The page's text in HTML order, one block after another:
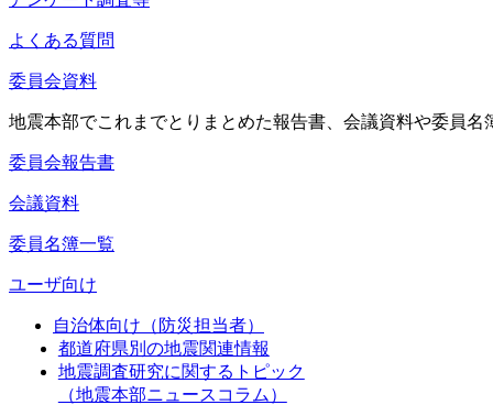
よくある質問
委員会資料
地震本部でこれまでとりまとめた報告書、会議資料や委員名
委員会報告書
会議資料
委員名簿一覧
ユーザ向け
自治体向け（防災担当者）
都道府県別の地震関連情報
地震調査研究に関するトピック
（地震本部ニュースコラム）